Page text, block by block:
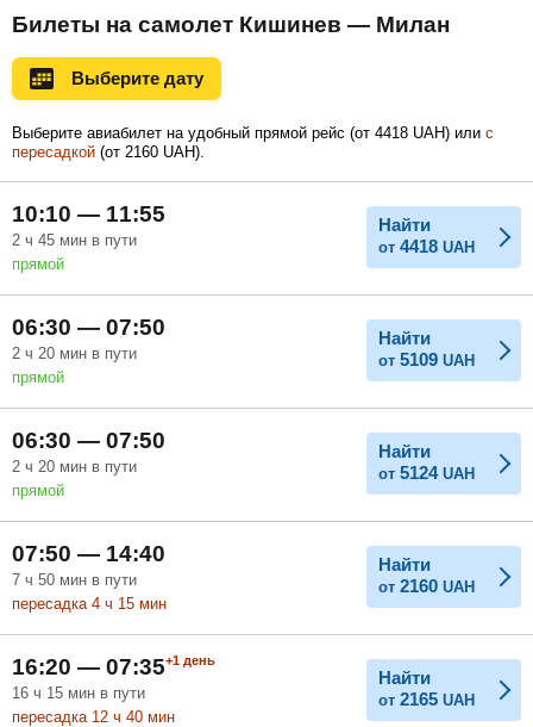
Сентябрь
Ноябрь
Билеты на самолет Кишинев — Милан
Выберите дату
Выберите авиабилет на удобный прямой рейс (от 4418 UAH) или с
пересадкой (от 2160 UAH).
10:10 — 11:55
2 ч 45 мин в пути
прямой
Найти
от 4418 UAH
06:30 — 07:50
2 ч 20 мин в пути
прямой
Найти
от 5109 UAH
06:30 — 07:50
2 ч 20 мин в пути
прямой
Найти
от 5124 UAH
07:50 — 14:40
7 ч 50 мин в пути
пересадка 4 ч 15 мин
Найти
от 2160 UAH
16:20 — 07:35+1 день
16 ч 15 мин в пути
пересадка 12 ч 40 мин
Найти
от 2165 UAH